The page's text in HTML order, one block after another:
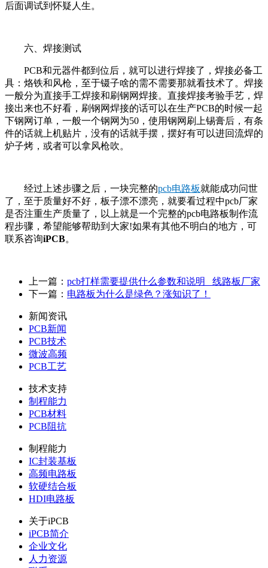
后面调试到怀疑人生。
六、焊接测试
PCB和元器件都到位后，就可以进行焊接了，焊接必备工
具：烙铁和风枪，至于镊子啥的需不需要那就看技术了。焊接
一般分为直接手工焊接和刷钢网焊接。直接焊接考验手艺，焊
接出来也不好看，刷钢网焊接的话可以在生产PCB的时候一起
下钢网订单，一般一个钢网为50，使用钢网刷上锡膏后，有条
件的话就上机贴片，没有的话就手摆，摆好有可以进回流焊的
炉子烤，或者可以拿风枪吹。
经过上述步骤之后，一块完整的pcb电路板就能成功问世
了，至于质量好不好，板子漂不漂亮，就要看过程中pcb厂家
是否注重生产质量了，以上就是一个完整的pcb电路板制作流
程步骤，希望能够帮助到大家!如果有其他不明白的地方，可
联系咨询iPCB。
上一篇： pcb打样需要提供什么参数和说明_ 线路板厂家
下一篇： 电路板为什么是绿色？涨知识了！
新闻资讯
PCB新闻
PCB技术
微波高频
PCB工艺
技术支持
制程能力
PCB材料
PCB阻抗
制程能力
IC封装基板
高频电路板
软硬结合板
HDI电路板
关于iPCB
iPCB简介
企业文化
人力资源